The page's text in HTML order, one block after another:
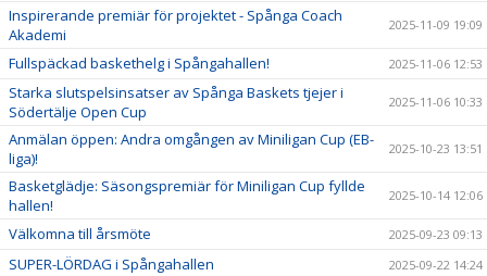
Inspirerande premiär för projektet - Spånga Coach
Akademi
2025-11-09 19:09
Fullspäckad baskethelg i Spångahallen! 2025-11-06 12:53
Starka slutspelsinsatser av Spånga Baskets tjejer i
Södertälje Open Cup
2025-11-06 10:33
Anmälan öppen: Andra omgången av Miniligan Cup (EB-
liga)!
2025-10-23 13:51
Basketglädje: Säsongspremiär för Miniligan Cup fyllde
hallen!
2025-10-14 12:06
Välkomna till årsmöte 2025-09-23 09:13
SUPER-LÖRDAG i Spångahallen 2025-09-22 14:24